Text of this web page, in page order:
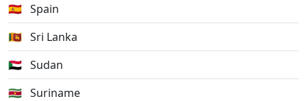
🇪🇸 Spain
🇱🇰 Sri Lanka
🇸🇩 Sudan
🇸🇷 Suriname